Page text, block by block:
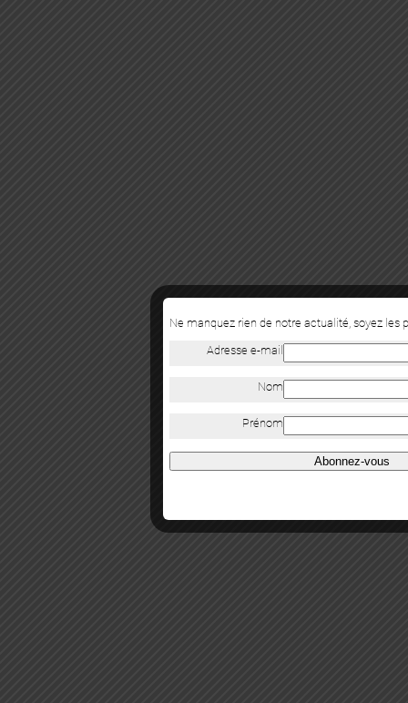
Ne manquez rien de notre actualité, soyez
Adresse e-mail
Nom
Prénom
Abonnez-vous